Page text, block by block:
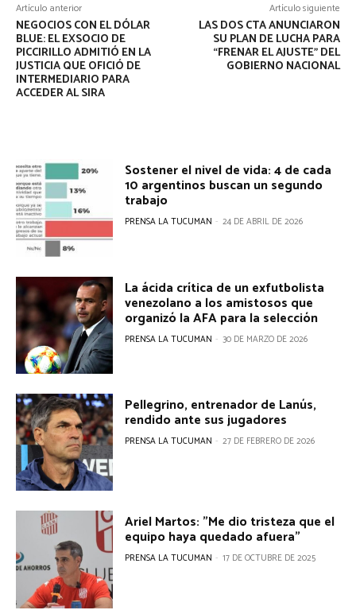
Artículo anterior
NEGOCIOS CON EL DÓLAR
BLUE: EL EXSOCIO DE
PICCIRILLO ADMITIÓ EN LA
JUSTICIA QUE OFICIÓ DE
INTERMEDIARIO PARA
ACCEDER AL SIRA
Artículo siguiente
LAS DOS CTA ANUNCIARON
SU PLAN DE LUCHA PARA
“FRENAR EL AJUSTE” DEL
GOBIERNO NACIONAL
Sostener el nivel de vida: 4 de cada
10 argentinos buscan un segundo
trabajo
PRENSA LA TUCUMAN - 24 DE ABRIL DE 2026
La ácida crítica de un exfutbolista
venezolano a los amistosos que
organizó la AFA para la selección
PRENSA LA TUCUMAN - 30 DE MARZO DE 2026
Pellegrino, entrenador de Lanús,
rendido ante sus jugadores
PRENSA LA TUCUMAN - 27 DE FEBRERO DE 2026
Ariel Martos: "Me dio tristeza que el
equipo haya quedado afuera"
PRENSA LA TUCUMAN - 17 DE OCTUBRE DE 2025